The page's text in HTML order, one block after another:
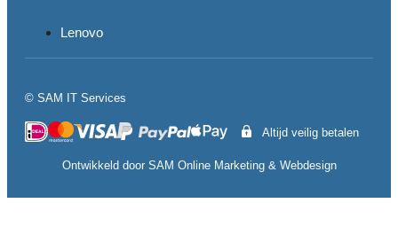
Lenovo
© SAM IT Services
Altijd veilig betalen
Ontwikkeld door SAM Online Marketing& Webdesign